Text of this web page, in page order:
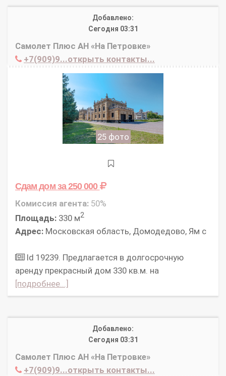
Добавлено:
Сегодня 03:31
Самолет Плюс АН «На Петровке»
+7(909)9...открыть контакты...
25 фото
Сдам домза 250 000
Комиссия агента: 50%
Площадь: 330 м2
Адрес: Московская область, Домодедово, Ям с
Id 19239. Предлагается в долгосрочную
аренду прекрасный дом 330 кв.м. на
[подробнее...]
Добавлено:
Сегодня 03:31
Самолет Плюс АН «На Петровке»
+7(909)9...открыть контакты...